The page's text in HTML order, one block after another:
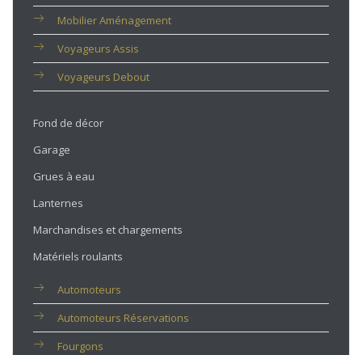
Mobilier Aménagement
Voyageurs Assis
Voyageurs Debout
Fond de décor
Garage
Grues à eau
Lanternes
Marchandises et chargements
Matériels roulants
Automoteurs
Automoteurs Réservations
Fourgons